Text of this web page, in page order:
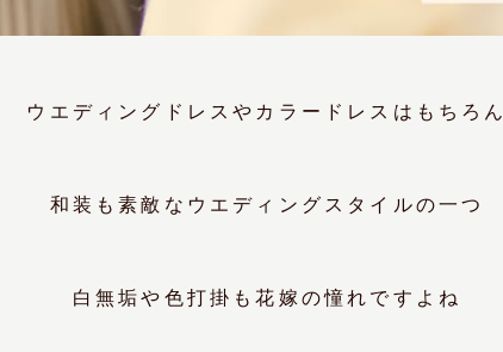
ウエディングドレスやカラードレスはもちろん
和装も素敵なウエディングスタイルの一つ
白無垢や色打掛も花嫁の憧れですよね